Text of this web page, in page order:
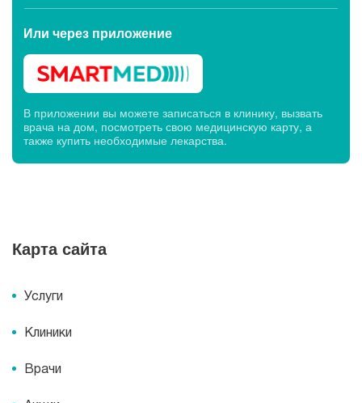
Или через приложение
В приложении вы можете записаться в клинику, вызвать
врача на дом, посмотреть свою медицинскую карту, а
также купить необходимые лекарства.
Карта сайта
Услуги
Клиники
Врачи